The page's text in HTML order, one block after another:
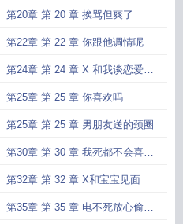
第20章 第 20 章 挨骂但爽了
第22章 第 22 章 你跟他调情呢
第24章 第 24 章 X 和我谈恋爱吧
宝宝
第25章 第 25 章 你喜欢吗
第25章 第 25 章 男朋友送的颈圈
第30章 第 30 章 我死都不会喜欢
谢远星
第32章 第 32 章 X和宝宝见面
第35章 第 35 章 电不死放心偷着